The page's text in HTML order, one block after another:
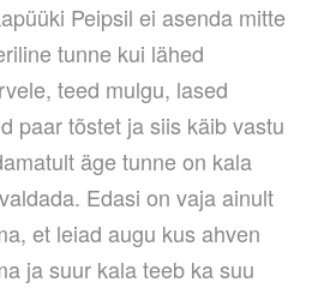
Peipsil ei asenda mitte
tunne kui lähed
teed mulgu, lased
paar tõstet ja siis käib vastu
äge tunne on kala
Edasi on vaja ainult
et leiad augu kus ahven
ja suur kala teeb ka suu